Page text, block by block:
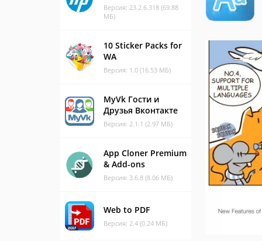
Версия: 23.2.6.318 (69.88
МБ)
10 Sticker Packs for
WA
Версия: 1.0 (16.53 МБ)
MyVk Гости и
Друзья Вконтакте
Версия: 2.1.1 (2.97 МБ)
App Cloner Premium
& Add-ons
Версия: 3.6.8 (8.06 МБ)
Web to PDF
Версия: 2.4 (0.24 МБ)